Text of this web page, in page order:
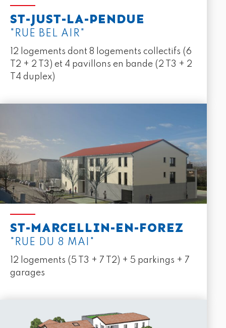
ST-JUST-LA-PENDUE
"RUE BEL AIR"
12 logements dont 8 logements collectifs (6
T2 + 2 T3) et 4 pavillons en bande (2 T3 + 2
T4 duplex)
ST-MARCELLIN-EN-FOREZ
"RUE DU 8 MAI"
12 logements (5 T3 + 7 T2) + 5 parkings + 7
garages